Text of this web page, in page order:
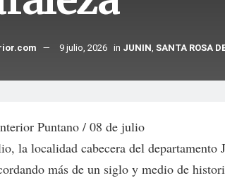
9 julio, 2026 in JUNIN, SANTA ROSA
Puntano / 08 de julio
la localidad cabecera del departamento
más de un siglo y medio de